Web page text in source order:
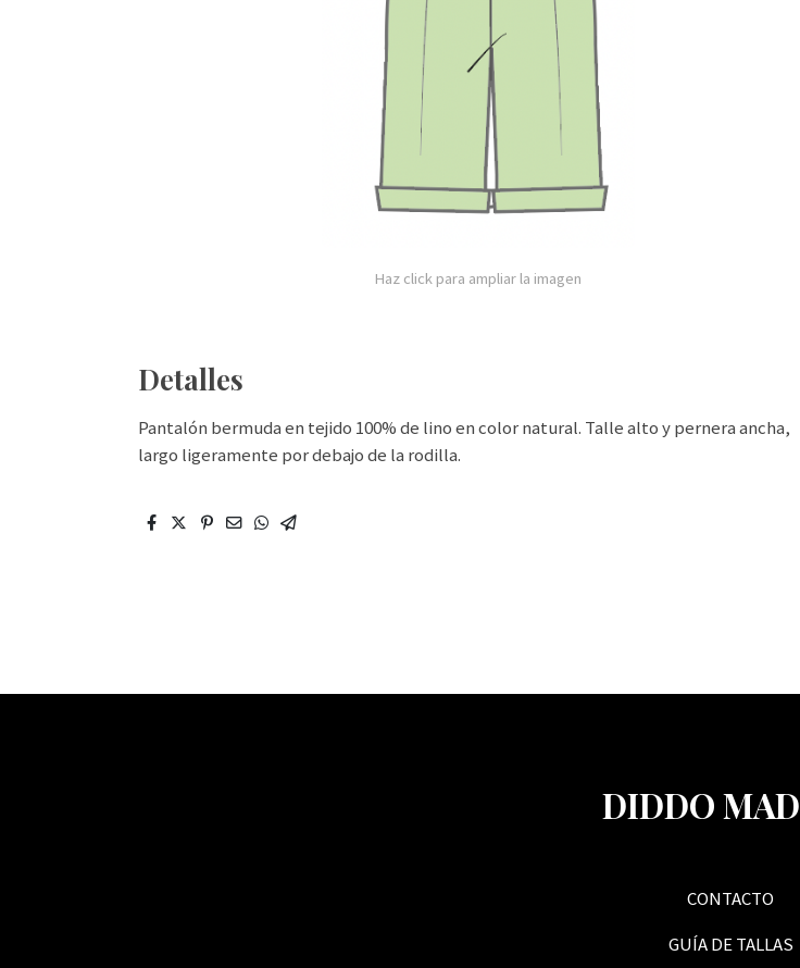
Haz click para ampliar la imagen
Detalles
Pantalón bermuda en tejido 100% de lino en color natural. Talle alto y pernera ancha,
largo ligeramente por debajo de la rodilla.
DIDDO
CONTACTO
GUÍA DE TALLAS